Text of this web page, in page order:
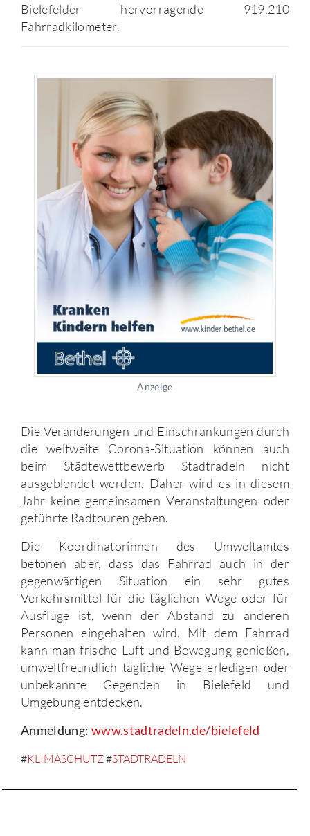
Bielefelder hervorragende 919.210
Fahrradkilometer.
Anzeige
Die Veränderungen und Einschränkungen durch
die weltweite Corona-Situation können auch
beim Städtewettbewerb Stadtradeln nicht
ausgeblendet werden. Daher wird es in diesem
Jahr keine gemeinsamen Veranstaltungen oder
geführte Radtouren geben.
Die Koordinatorinnen des Umweltamtes
betonen aber, dass das Fahrrad auch in der
gegenwärtigen Situation ein sehr gutes
Verkehrsmittel für die täglichen Wege oder für
Ausflüge ist, wenn der Abstand zu anderen
Personen eingehalten wird. Mit dem Fahrrad
kann man frische Luft und Bewegung genießen,
umweltfreundlich tägliche Wege erledigen oder
unbekannte Gegenden in Bielefeld und
Umgebung entdecken.
Anmeldung: www.stadtradeln.de/bielefeld
#KLIMASCHUTZ#STADTRADELN